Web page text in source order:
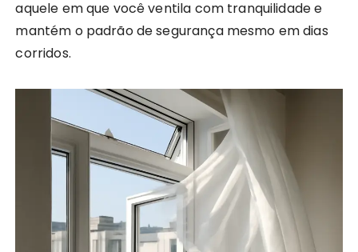
aquele em que você ventila com tranquilidade e
mantém o padrão de segurança mesmo em dias
corridos.